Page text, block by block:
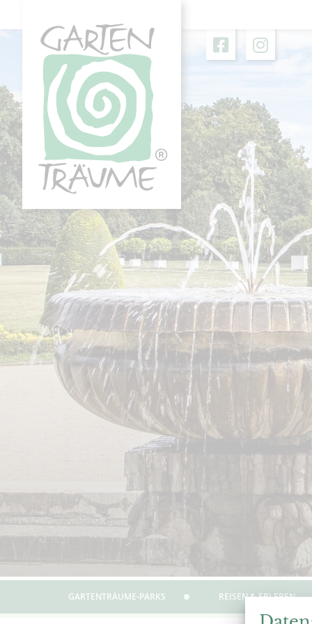
GARTENTRÄUME-PARKS REISEN & ERLEBEN